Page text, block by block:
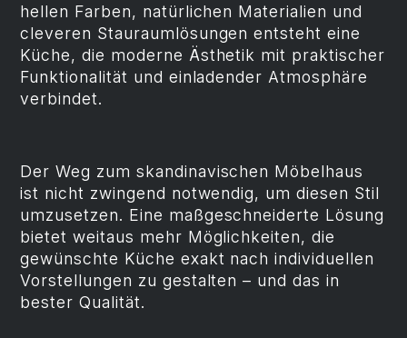
hellen Farben, natürlichen Materialien und
cleveren Stauraumlösungen entsteht eine
Küche, die moderne Ästhetik mit praktischer
Funktionalität und einladender Atmosphäre
verbindet.
Der Weg zum skandinavischen Möbelhaus
ist nicht zwingend notwendig, um diesen Stil
umzusetzen. Eine maßgeschneiderte Lösung
bietet weitaus mehr Möglichkeiten, die
gewünschte Küche exakt nach individuellen
Vorstellungen zu gestalten – und das in
bester Qualität.